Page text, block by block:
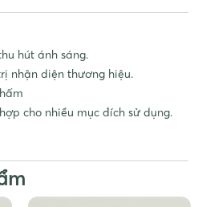
hút ánh sáng.
nhận diện thương hiệu.
cho nhiều mục đích sử dụng.